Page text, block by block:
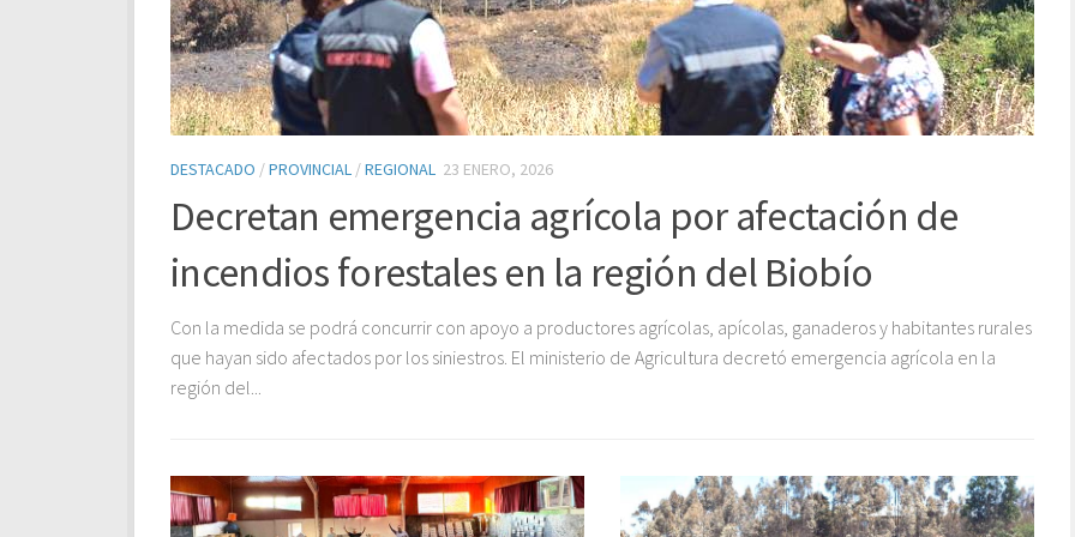
DESTACADO /PROVINCIAL /REGIONAL 23 ENERO, 2026
Decretan emergencia agrícola por afectación de
incendios forestales en la región del Biobío
Con la medida se podrá concurrir con apoyo a productores agrícolas, apícolas, ganaderos y habitantes rurales
que hayan sido afectados por los siniestros. El ministerio de Agricultura decretó emergencia agrícola en la
región del...